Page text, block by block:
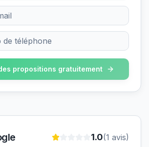
propositions gratuitement
1.0(1 avis)